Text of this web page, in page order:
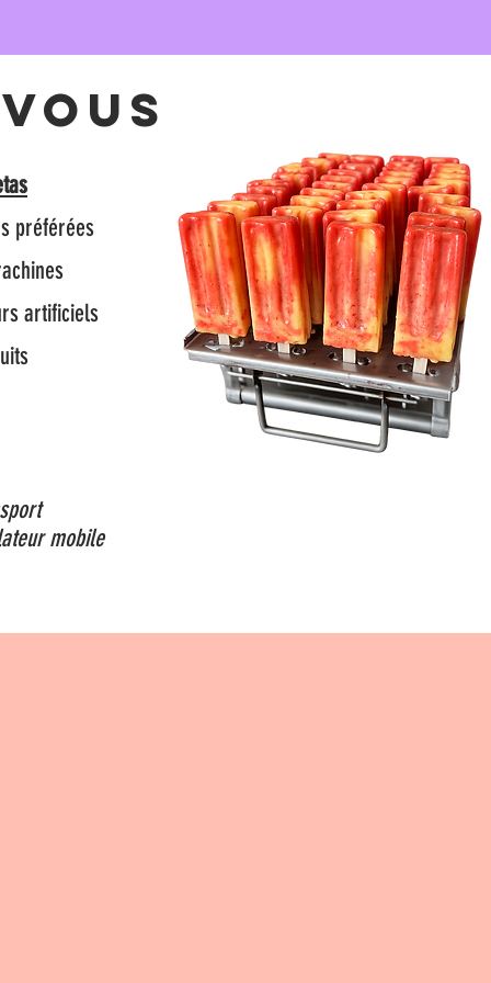
préférées
artificiels
mobile